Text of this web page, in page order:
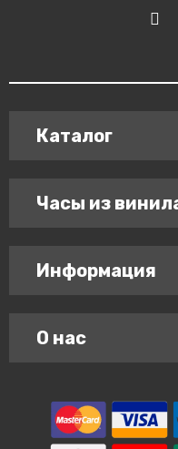
Каталог
Часы из
Информация
О нас